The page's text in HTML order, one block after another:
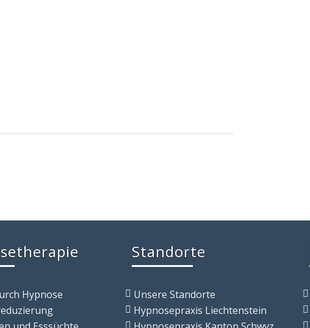
Hypnose
Standorte
Unsere Standorte
Hypnosepraxis Liechtenstein